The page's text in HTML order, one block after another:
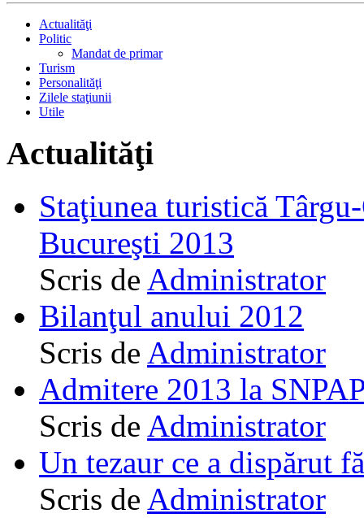
Actualităţi
Politic
Mandat de primar
Turism
Personalităţi
Zilele staţiunii
Utile
Actualităţi
Staţiunea turistică
Bucureşti 2013
Scris de Administrator
Bilanţul anului 2012
Scris de Administrator
Admitere 2013 la
Scris de Administrator
Un tezaur ce a dispărut
Scris de Administrator